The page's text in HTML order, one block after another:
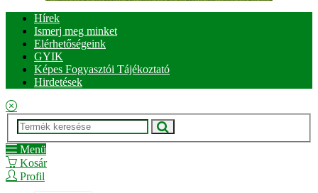
Hírek
Ismerj meg minket
Elérhetőségeink
GYIK
Képes Fogyasztói Tájékoztató
Hirdetések
Menü
Kosár
Profil